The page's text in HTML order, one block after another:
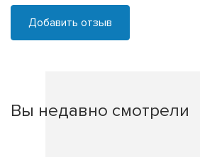
Добавить отзыв
Вы недавно смотрели